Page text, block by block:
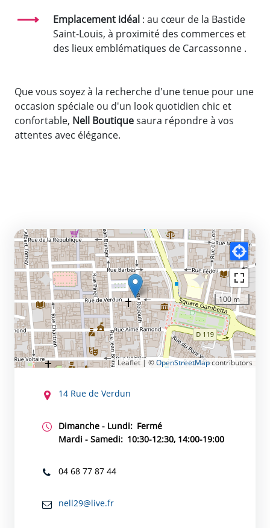
Emplacement idéal : au cœur de la Bastide
Saint-Louis, à proximité des commerces et
des lieux emblématiques de Carcassonne .
Que vous soyez à la recherche d'une tenue pour une
occasion spéciale ou d'un look quotidien chic et
confortable, Nell Boutiquesaura répondre à vos
attentes avec élégance.
100 m
Leaflet | ©OpenStreetMapcontributors
14 Rue de Verdun
Dimanche - Lundi: Fermé
Mardi - Samedi: 10:30-12:30, 14:00-19:00
04 68 77 87 44
nell29@live.fr